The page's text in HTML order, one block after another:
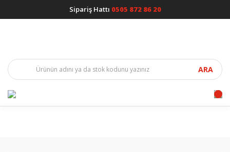
Sipariş Hattı 0505 872 86 20
ARA